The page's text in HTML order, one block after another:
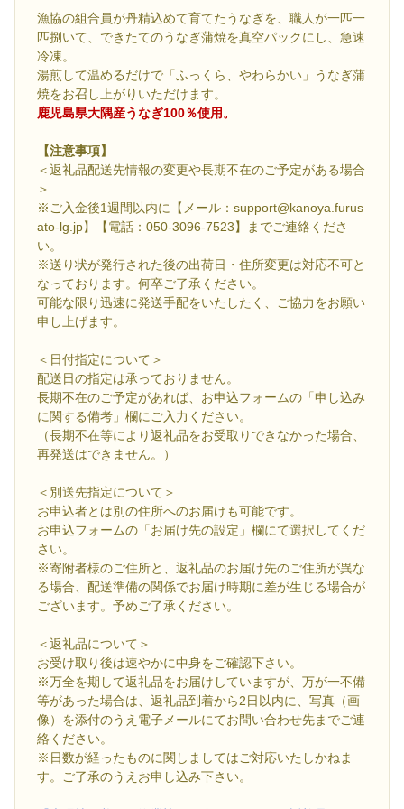
漁協の組合員が丹精込めて育てたうなぎを、職人が一匹一
匹捌いて、できたてのうなぎ蒲焼を真空パックにし、急速
冷凍。
湯煎して温めるだけで「ふっくら、やわらかい」うなぎ蒲
焼をお召し上がりいただけます。
鹿児島県大隅産うなぎ100％使用。
【注意事項】
＜返礼品配送先情報の変更や長期不在のご予定がある場合
＞
※ご入金後1週間以内に【メール：support@kanoya.furus
ato-lg.jp】【電話：050-3096-7523】までご連絡くださ
い。
※送り状が発行された後の出荷日・住所変更は対応不可と
なっております。何卒ご了承ください。
可能な限り迅速に発送手配をいたしたく、ご協力をお願い
申し上げます。
＜日付指定について＞
配送日の指定は承っておりません。
長期不在のご予定があれば、お申込フォームの「申し込み
に関する備考」欄にご入力ください。
（長期不在等により返礼品をお受取りできなかった場合、
再発送はできません。）
＜別送先指定について＞
お申込者とは別の住所へのお届けも可能です。
お申込フォームの「お届け先の設定」欄にて選択してくだ
さい。
※寄附者様のご住所と、返礼品のお届け先のご住所が異な
る場合、配送準備の関係でお届け時期に差が生じる場合が
ございます。予めご了承ください。
＜返礼品について＞
お受け取り後は速やかに中身をご確認下さい。
※万全を期して返礼品をお届けしていますが、万が一不備
等があった場合は、返礼品到着から2日以内に、写真（画
像）を添付のうえ電子メールにてお問い合わせ先までご連
絡ください。
※日数が経ったものに関しましてはご対応いたしかねま
す。ご了承のうえお申し込み下さい。